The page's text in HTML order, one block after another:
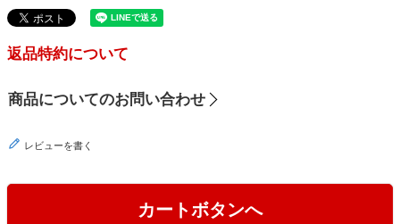
カートボタンへ
返品特約について
商品についてのお問い合わせ
レビューを書く